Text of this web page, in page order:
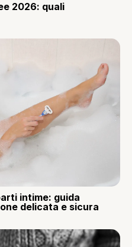
2026: quali
intime: guida
delicata e sicura